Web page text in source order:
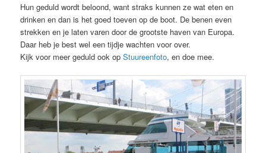
Hun geduld wordt beloond, want straks kunnen ze wat eten en
drinken en dan is het goed toeven op de boot. De benen even
strekken en je laten varen door de grootste haven van Europa.
Daar heb je best wel een tijdje wachten voor over.
Kijk voor meer geduld ook opStuureenfoto, en doe mee.